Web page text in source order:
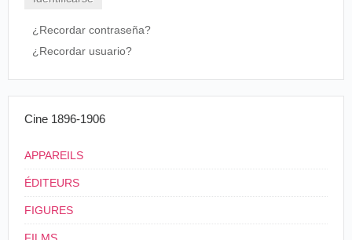
¿Recordar contraseña?
¿Recordar usuario?
Cine 1896-1906
APPAREILS
ÉDITEURS
FIGURES